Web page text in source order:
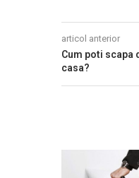
articol anterior
Cum poti scapa
casa?